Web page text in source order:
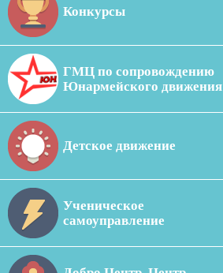
Конкурсы
ГМЦ по сопровождению
Юнармейского движения
Детское движение
Ученическое
самоуправление